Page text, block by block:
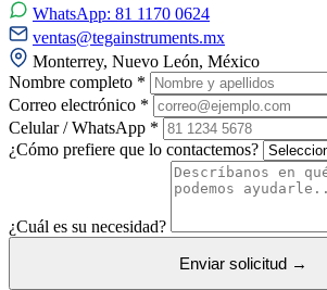
WhatsApp: 81 1170 0624
ventas@tegainstruments.mx
Monterrey, Nuevo León, México
Nombre completo *
Correo electrónico *
Celular / WhatsApp *
¿Cómo prefiere que lo contactemos?
¿Cuál es su necesidad?
Enviar solicitud →